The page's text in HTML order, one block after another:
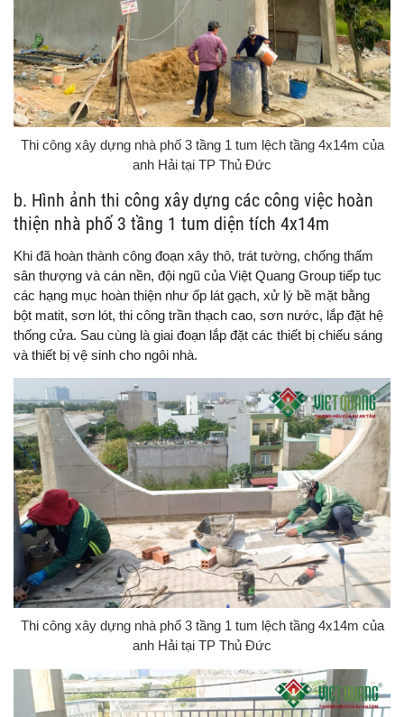
Thi công xây dựng nhà phố 3 tầng 1 tum lệch tầng 4x14m của
anh Hải tại TP Thủ Đức
b. Hình ảnh thi công xây dựng các công việc hoàn
thiện nhà phố 3 tầng 1 tum diện tích 4x14m
Khi đã hoàn thành công đoạn xây thô, trát tường, chống thấm
sân thượng và cán nền, đội ngũ của Việt Quang Group tiếp tục
các hạng mục hoàn thiện như ốp lát gạch, xử lý bề mặt bằng
bột matit, sơn lót, thi công trần thạch cao, sơn nước, lắp đặt hệ
thống cửa. Sau cùng là giai đoạn lắp đặt các thiết bị chiếu sáng
và thiết bị vệ sinh cho ngôi nhà.
Thi công xây dựng nhà phố 3 tầng 1 tum lệch tầng 4x14m của
anh Hải tại TP Thủ Đức